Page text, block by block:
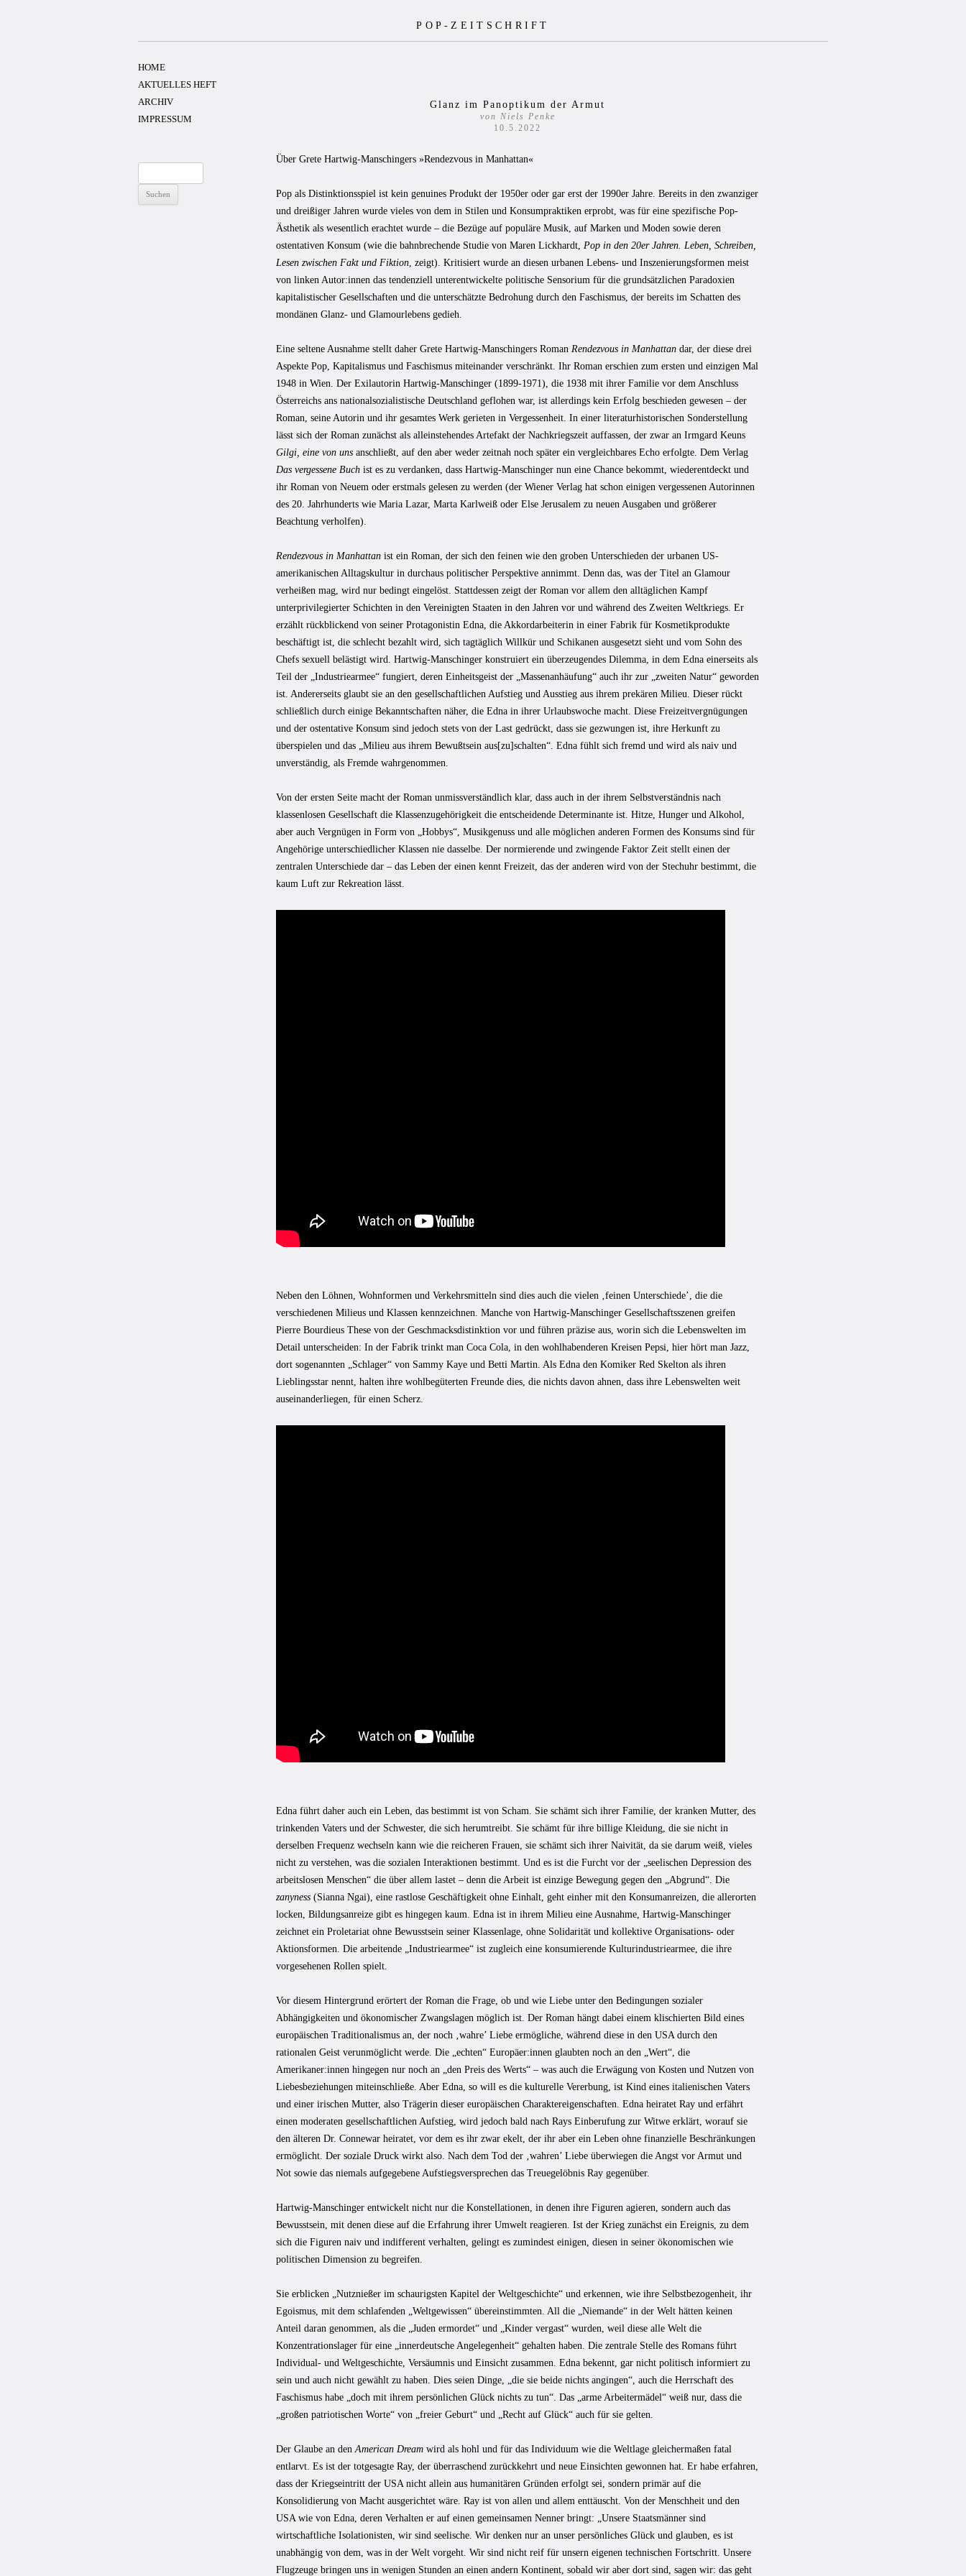
POP-ZEITSCHRIFT
Glanz im Panoptikum der Armut
von Niels Penke
10.5.2022
Über Grete Hartwig-Manschingers »Rendezvous in Manhattan«
Pop als Distinktionsspiel ist kein genuines Produkt der 1950er oder gar erst der 1990er Jahre. Bereits in den zwanziger
und dreißiger Jahren wurde vieles von dem in Stilen und Konsumpraktiken erprobt, was für eine spezifische Pop-
Ästhetik als wesentlich erachtet wurde – die Bezüge auf populäre Musik, auf Marken und Moden sowie deren
ostentativen Konsum (wie die bahnbrechende Studie von Maren Lickhardt, Pop in den 20er Jahren. Leben, Schreiben,
Lesen zwischen Fakt und Fiktion , zeigt). Kritisiert wurde an diesen urbanen Lebens- und Inszenierungsformen meist
von linken Autor:innen das tendenziell unterentwickelte politische Sensorium für die grundsätzlichen Paradoxien
kapitalistischer Gesellschaften und die unterschätzte Bedrohung durch den Faschismus, der bereits im Schatten des
mondänen Glanz- und Glamourlebens gedieh.
Eine seltene Ausnahme stellt daher Grete Hartwig-Manschingers Roman Rendezvous in Manhattan dar, der diese drei
Aspekte Pop, Kapitalismus und Faschismus miteinander verschränkt. Ihr Roman erschien zum ersten und einzigen Mal
1948 in Wien. Der Exilautorin Hartwig-Manschinger (1899-1971), die 1938 mit ihrer Familie vor dem Anschluss
Österreichs ans nationalsozialistische Deutschland geflohen war, ist allerdings kein Erfolg beschieden gewesen – der
Roman, seine Autorin und ihr gesamtes Werk gerieten in Vergessenheit. In einer literaturhistorischen Sonderstellung
lässt sich der Roman zunächst als alleinstehendes Artefakt der Nachkriegszeit auffassen, der zwar an Irmgard Keuns
Gilgi, eine von uns anschließt, auf den aber weder zeitnah noch später ein vergleichbares Echo erfolgte. Dem Verlag
Das vergessene Buch ist es zu verdanken, dass Hartwig-Manschinger nun eine Chance bekommt, wiederentdeckt und
ihr Roman von Neuem oder erstmals gelesen zu werden (der Wiener Verlag hat schon einigen vergessenen Autorinnen
des 20. Jahrhunderts wie Maria Lazar, Marta Karlweiß oder Else Jerusalem zu neuen Ausgaben und größerer
Beachtung verholfen).
Rendezvous in Manhattan ist ein Roman, der sich den feinen wie den groben Unterschieden der urbanen US-
amerikanischen Alltagskultur in durchaus politischer Perspektive annimmt. Denn das, was der Titel an Glamour
verheißen mag, wird nur bedingt eingelöst. Stattdessen zeigt der Roman vor allem den alltäglichen Kampf
unterprivilegierter Schichten in den Vereinigten Staaten in den Jahren vor und während des Zweiten Weltkriegs. Er
erzählt rückblickend von seiner Protagonistin Edna, die Akkordarbeiterin in einer Fabrik für Kosmetikprodukte
beschäftigt ist, die schlecht bezahlt wird, sich tagtäglich Willkür und Schikanen ausgesetzt sieht und vom Sohn des
Chefs sexuell belästigt wird. Hartwig-Manschinger konstruiert ein überzeugendes Dilemma, in dem Edna einerseits als
Teil der „Industriearmee“ fungiert, deren Einheitsgeist der „Massenanhäufung“ auch ihr zur „zweiten Natur“ geworden
ist. Andererseits glaubt sie an den gesellschaftlichen Aufstieg und Ausstieg aus ihrem prekären Milieu. Dieser rückt
schließlich durch einige Bekanntschaften näher, die Edna in ihrer Urlaubswoche macht. Diese Freizeitvergnügungen
und der ostentative Konsum sind jedoch stets von der Last gedrückt, dass sie gezwungen ist, ihre Herkunft zu
überspielen und das „Milieu aus ihrem Bewußtsein aus[zu]schalten“. Edna fühlt sich fremd und wird als naiv und
unverständig, als Fremde wahrgenommen.
Von der ersten Seite macht der Roman unmissverständlich klar, dass auch in der ihrem Selbstverständnis nach
klassenlosen Gesellschaft die Klassenzugehörigkeit die entscheidende Determinante ist. Hitze, Hunger und Alkohol,
aber auch Vergnügen in Form von „Hobbys“, Musikgenuss und alle möglichen anderen Formen des Konsums sind für
Angehörige unterschiedlicher Klassen nie dasselbe. Der normierende und zwingende Faktor Zeit stellt einen der
zentralen Unterschiede dar – das Leben der einen kennt Freizeit, das der anderen wird von der Stechuhr bestimmt, die
kaum Luft zur Rekreation lässt.
Neben den Löhnen, Wohnformen und Verkehrsmitteln sind dies auch die vielen ‚feinen Unterschiede’, die die
verschiedenen Milieus und Klassen kennzeichnen. Manche von Hartwig-Manschinger Gesellschaftsszenen greifen
Pierre Bourdieus These von der Geschmacksdistinktion vor und führen präzise aus, worin sich die Lebenswelten im
Detail unterscheiden: In der Fabrik trinkt man Coca Cola, in den wohlhabenderen Kreisen Pepsi, hier hört man Jazz,
dort sogenannten „Schlager“ von Sammy Kaye und Betti Martin. Als Edna den Komiker Red Skelton als ihren
Lieblingsstar nennt, halten ihre wohlbegüterten Freunde dies, die nichts davon ahnen, dass ihre Lebenswelten weit
auseinanderliegen, für einen Scherz.
Edna führt daher auch ein Leben, das bestimmt ist von Scham. Sie schämt sich ihrer Familie, der kranken Mutter, des
trinkenden Vaters und der Schwester, die sich herumtreibt. Sie schämt für ihre billige Kleidung, die sie nicht in
derselben Frequenz wechseln kann wie die reicheren Frauen, sie schämt sich ihrer Naivität, da sie darum weiß, vieles
nicht zu verstehen, was die sozialen Interaktionen bestimmt. Und es ist die Furcht vor der „seelischen Depression des
arbeitslosen Menschen“ die über allem lastet – denn die Arbeit ist einzige Bewegung gegen den „Abgrund“. Die
zanyness (Sianna Ngai), eine rastlose Geschäftigkeit ohne Einhalt, geht einher mit den Konsumanreizen, die allerorten
locken, Bildungsanreize gibt es hingegen kaum. Edna ist in ihrem Milieu eine Ausnahme, Hartwig-Manschinger
zeichnet ein Proletariat ohne Bewusstsein seiner Klassenlage, ohne Solidarität und kollektive Organisations- oder
Aktionsformen. Die arbeitende „Industriearmee“ ist zugleich eine konsumierende Kulturindustriearmee, die ihre
vorgesehenen Rollen spielt.
Vor diesem Hintergrund erörtert der Roman die Frage, ob und wie Liebe unter den Bedingungen sozialer
Abhängigkeiten und ökonomischer Zwangslagen möglich ist. Der Roman hängt dabei einem klischierten Bild eines
europäischen Traditionalismus an, der noch ‚wahre’ Liebe ermögliche, während diese in den USA durch den
rationalen Geist verunmöglicht werde. Die „echten“ Europäer:innen glaubten noch an den „Wert“, die
Amerikaner:innen hingegen nur noch an „den Preis des Werts“ – was auch die Erwägung von Kosten und Nutzen von
Liebesbeziehungen miteinschließe. Aber Edna, so will es die kulturelle Vererbung, ist Kind eines italienischen Vaters
und einer irischen Mutter, also Trägerin dieser europäischen Charaktereigenschaften. Edna heiratet Ray und erfährt
einen moderaten gesellschaftlichen Aufstieg, wird jedoch bald nach Rays Einberufung zur Witwe erklärt, worauf sie
den älteren Dr. Connewar heiratet, vor dem es ihr zwar ekelt, der ihr aber ein Leben ohne finanzielle Beschränkungen
ermöglicht. Der soziale Druck wirkt also. Nach dem Tod der ‚wahren’ Liebe überwiegen die Angst vor Armut und
Not sowie das niemals aufgegebene Aufstiegsversprechen das Treuegelöbnis Ray gegenüber.
Hartwig-Manschinger entwickelt nicht nur die Konstellationen, in denen ihre Figuren agieren, sondern auch das
Bewusstsein, mit denen diese auf die Erfahrung ihrer Umwelt reagieren. Ist der Krieg zunächst ein Ereignis, zu dem
sich die Figuren naiv und indifferent verhalten, gelingt es zumindest einigen, diesen in seiner ökonomischen wie
politischen Dimension zu begreifen.
Sie erblicken „Nutznießer im schaurigsten Kapitel der Weltgeschichte“ und erkennen, wie ihre Selbstbezogenheit, ihr
Egoismus, mit dem schlafenden „Weltgewissen“ übereinstimmten. All die „Niemande“ in der Welt hätten keinen
Anteil daran genommen, als die „Juden ermordet“ und „Kinder vergast“ wurden, weil diese alle Welt die
Konzentrationslager für eine „innerdeutsche Angelegenheit“ gehalten haben. Die zentrale Stelle des Romans führt
Individual- und Weltgeschichte, Versäumnis und Einsicht zusammen. Edna bekennt, gar nicht politisch informiert zu
sein und auch nicht gewählt zu haben. Dies seien Dinge, „die sie beide nichts angingen“, auch die Herrschaft des
Faschismus habe „doch mit ihrem persönlichen Glück nichts zu tun“. Das „arme Arbeitermädel“ weiß nur, dass die
„großen patriotischen Worte“ von „freier Geburt“ und „Recht auf Glück“ auch für sie gelten.
Der Glaube an den American Dream wird als hohl und für das Individuum wie die Weltlage gleichermaßen fatal
entlarvt. Es ist der totgesagte Ray, der überraschend zurückkehrt und neue Einsichten gewonnen hat. Er habe erfahren,
dass der Kriegseintritt der USA nicht allein aus humanitären Gründen erfolgt sei, sondern primär auf die
Konsolidierung von Macht ausgerichtet wäre. Ray ist von allen und allem enttäuscht. Von der Menschheit und den
USA wie von Edna, deren Verhalten er auf einen gemeinsamen Nenner bringt: „Unsere Staatsmänner sind
wirtschaftliche Isolationisten, wir sind seelische. Wir denken nur an unser persönliches Glück und glauben, es ist
unabhängig von dem, was in der Welt vorgeht. Wir sind nicht reif für unsern eigenen technischen Fortschritt. Unsere
Flugzeuge bringen uns in wenigen Stunden an einen andern Kontinent, sobald wir aber dort sind, sagen wir: das geht
HOME
AKTUELLES HEFT
ARCHIV
IMPRESSUM
nach: